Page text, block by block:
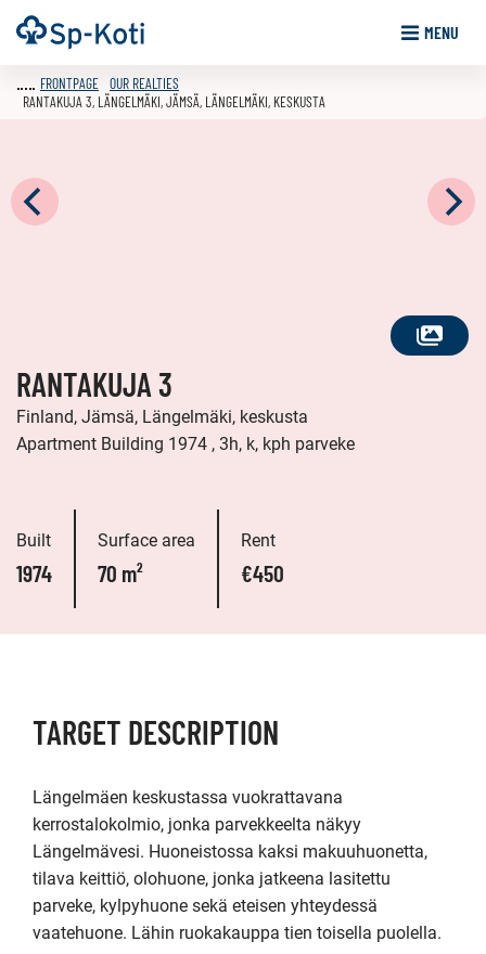
Go
to
Frontpage MENU
SEE
FRONTPAGE OUR REALTIES
RANTAKUJA 3, LÄNGELMÄKI, JÄMSÄ, LÄNGELMÄKI, KESKUSTA
RANTAKUJA 3
Finland, Jämsä, Längelmäki, keskusta
Apartment Building 1974 , 3h, k, kph parveke
Built
1974
Surface area
70 m²
Rent
€450
TARGET DESCRIPTION
Längelmäen keskustassa vuokrattavana
kerrostalokolmio, jonka parvekkeelta näkyy
Längelmävesi. Huoneistossa kaksi makuuhuonetta,
tilava keittiö, olohuone, jonka jatkeena lasitettu
parveke, kylpyhuone sekä eteisen yhteydessä
vaatehuone. Lähin ruokakauppa tien toisella puolella.